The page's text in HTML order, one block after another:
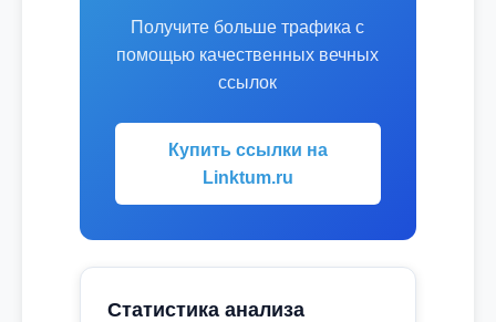
Получите больше трафика с
помощью качественных вечных
ссылок
Купить ссылки на
Linktum.ru
Статистика анализа